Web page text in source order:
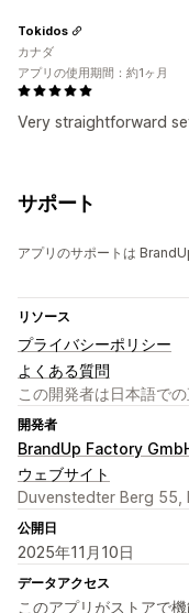
Very straightforward
Tokidos
カナダ
アプリの使用期間：約1ヶ月
サポート
アプリのサポートは
リソース
プライバシーポリシー
よくある質問
この開発者は日本語で
開発者
BrandUp Factory
ウェブサイト
Duvenstedter Berg 55,
公開日
2025年11月10日
データアクセス
このアプリがストアで